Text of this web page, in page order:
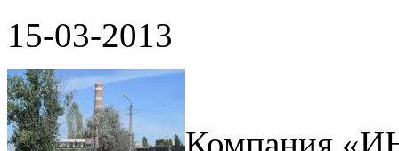
15-03-2013
Компания